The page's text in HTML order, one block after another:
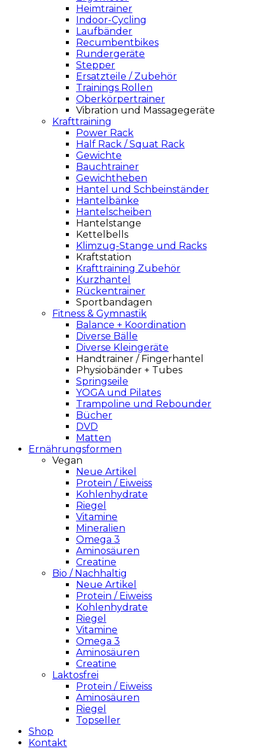
Heimtrainer
Indoor-Cycling
Laufbänder
Recumbentbikes
Rundergeräte
Stepper
Ersatzteile / Zubehör
Trainings Rollen
Oberkörpertrainer
Vibration und Massagegeräte
Krafttraining
Power Rack
Half Rack / Squat Rack
Gewichte
Bauchtrainer
Gewichtheben
Hantel und Schbeinständer
Hantelbänke
Hantelscheiben
Hantelstange
Kettelbells
Klimzug-Stange und Racks
Kraftstation
Krafttraining Zubehör
Kurzhantel
Rückentrainer
Sportbandagen
Fitness & Gymnastik
Balance + Koordination
Diverse Bälle
Diverse Kleingeräte
Handtrainer / Fingerhantel
Physiobänder + Tubes
Springseile
YOGA und Pilates
Trampoline und Rebounder
Bücher
DVD
Matten
Ernährungsformen
Vegan
Neue Artikel
Protein / Eiweiss
Kohlenhydrate
Riegel
Vitamine
Mineralien
Omega 3
Aminosäuren
Creatine
Bio / Nachhaltig
Neue Artikel
Protein / Eiweiss
Kohlenhydrate
Riegel
Vitamine
Omega 3
Aminosäuren
Creatine
Laktosfrei
Protein / Eiweiss
Aminosäuren
Riegel
Topseller
Shop
Kontakt